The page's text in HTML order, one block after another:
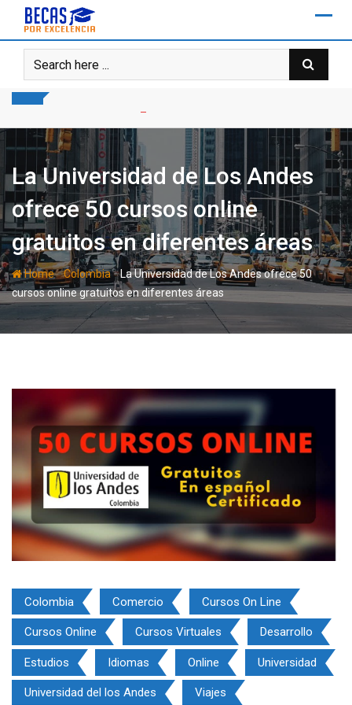
content
La Universidad de Los Andes
ofrece 50 cursos online
gratuitos en diferentes áreas
Home-Colombia-La Universidad de Los Andes ofrece 50
cursos online gratuitos en diferentes áreas
Colombia Comercio Cursos On Line
Cursos Online Cursos Virtuales Desarrollo
Estudios Idiomas Online Universidad
Universidad del los Andes Viajes